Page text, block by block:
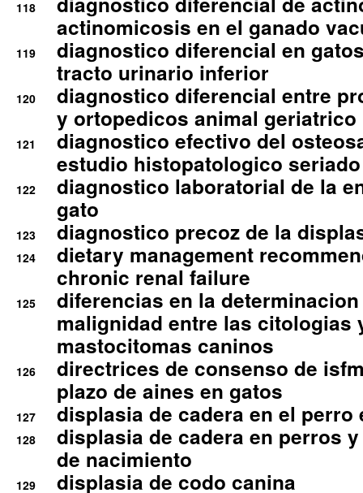
118
actinomicosis en el ganado
119
diagnostico diferencial en
tracto urinario inferior
120
diagnostico diferencial entre
y ortopedicos animal geriatrico
121
diagnostico efectivo del
estudio histopatologico seriado
122
diagnostico laboratorial de la
gato
123 diagnostico precoz de la
124
dietary management
chronic renal failure
125
diferencias en la
malignidad entre las citologias
mastocitomas caninos
126
directrices de consenso de
plazo de aines en gatos
127 displasia de cadera en el perro
128
displasia de cadera en perros
de nacimiento
129 displasia de codo canina